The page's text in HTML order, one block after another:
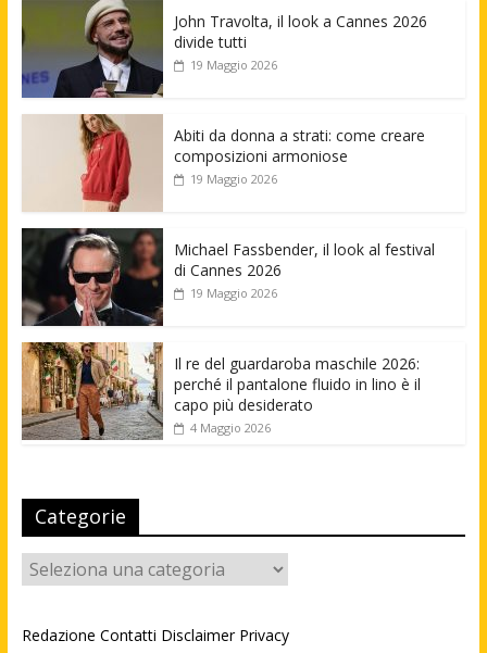
John Travolta, il look a Cannes 2026
divide tutti
19 Maggio 2026
Abiti da donna a strati: come creare
composizioni armoniose
19 Maggio 2026
Michael Fassbender, il look al festival
di Cannes 2026
19 Maggio 2026
Il re del guardaroba maschile 2026:
perché il pantalone fluido in lino è il
capo più desiderato
4 Maggio 2026
Categorie
Categorie
Redazione Contatti Disclaimer Privacy